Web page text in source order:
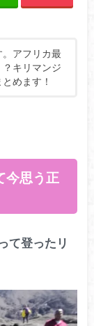
アフリカ最
キリマンジ
めます！
今思う正
て登ったリ